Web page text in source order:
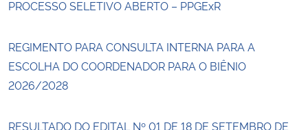
PROCESSO SELETIVO ABERTO – PPGExR
REGIMENTO PARA CONSULTA INTERNA PARA A
ESCOLHA DO COORDENADOR PARA O BIÊNIO
2026/2028
RESULTADO DO EDITAL Nº 01 DE 18 DE SETEMBRO DE